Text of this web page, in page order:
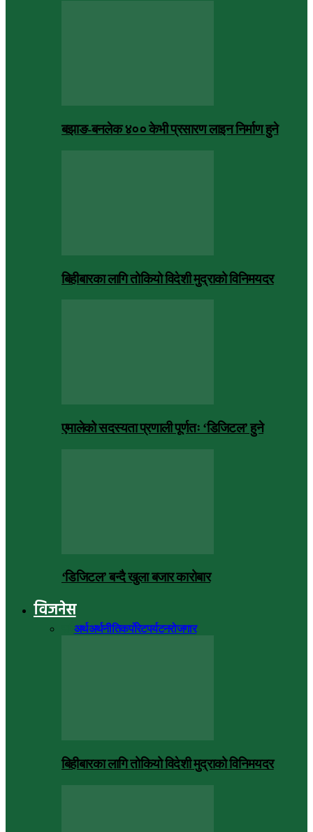
बझाङ-बनलेक ४०० केभी प्रसारण लाइन निर्माण हुने
बिहीबारका लागि तोकियो विदेशी मुद्राको विनिमयदर
एमालेको सदस्यता प्रणाली पूर्णतः ‘डिजिटल’ हुने
‘डिजिटल’ बन्दै खुला बजार कारोबार
विजनेस
अर्थअर्थनीतिकर्पोरेटपर्यटनरोजगार
बिहीबारका लागि तोकियो विदेशी मुद्राको विनिमयदर